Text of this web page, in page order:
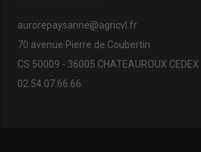
aurorepaysanne@agricvl.fr
70 avenue Pierre de Coubertin
CS 50009 - 36005 CHATEAUROUX CEDEX
02.54.07.66.66